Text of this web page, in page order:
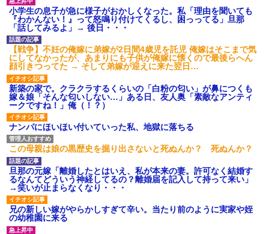
百年の恋12-899 食べた量を
張り合ってくる
【悲報】佐藤輝明・・・２軍
でも盛大にやらかす←あまり悲
しませないでくれ
小学生の息子が急に様子がおかしくなった。私「理由を聞いても
『わかんない！』って怒鳴り付けてくるし、困っってる」旦那
「話してみるよ」→ 後日・・・
【戦争】不妊の俺嫁に弟嫁が2日間4歳児を託児 俺嫁はそこまで気
にしてなかったが、あまりにも子供が俺嫁に懐くので最後らへん
顔引きつってた → そして弟嫁が迎えに来た翌日…
新築の家で。クラクラするくらいの「白粉の匂い」が鼻につくも
嫁＆娘「そんな匂いしない…」ある日、友人奥「素敵なアンティ
ークですね！」俺（！？）
ナンパにほいほい付いていった私、地獄に落ちる
この母親は娘の黒歴史を掘り出さないと死ぬんか？ 死ぬんか？
旦那の元嫁「離婚したとはいえ、私が本来の妻。許可なく結婚す
るなんてどういう神経してるの？離婚届を記入して持って来い」
→笑いが止まらなくなり・・・
兄の新しい嫁がやらかしすぎて辛い。当たり前のように実家や姪
の幼稚園に来る